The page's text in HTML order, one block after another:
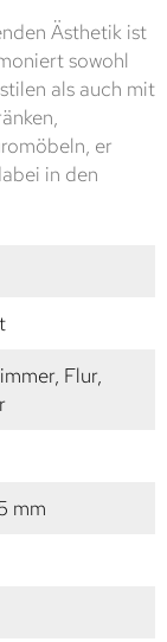
Ästhetik ist
sowohl
als auch mit
er
in den
Flur,
mm